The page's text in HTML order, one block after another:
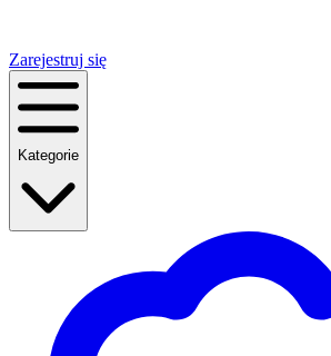
Zarejestruj się
Kategorie